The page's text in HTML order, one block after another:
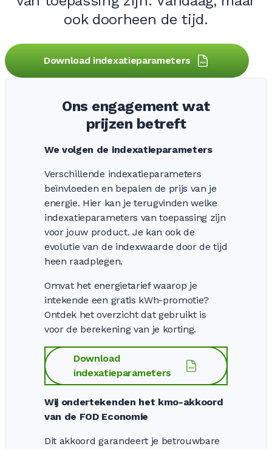
ook doorheen de tijd.
Download indexatieparameters
Ons engagement wat
prijzen betreft
We volgen de indexatieparameters
Verschillende indexatieparameters
beïnvloeden en bepalen de prijs van je
energie. Hier kan je terugvinden welke
indexatieparameters van toepassing zijn
voor jouw product. Je kan ook de
evolutie van de indexwaarde door de tijd
heen raadplegen.
Omvat het energietarief waarop je
intekende een gratis kWh-promotie?
Ontdek het overzicht dat gebruikt is
voor de berekening van je korting.
Download
indexatieparameters
Wij ondertekenden het kmo-akkoord
van de FOD Economie
Dit akkoord garandeert je betrouwbare